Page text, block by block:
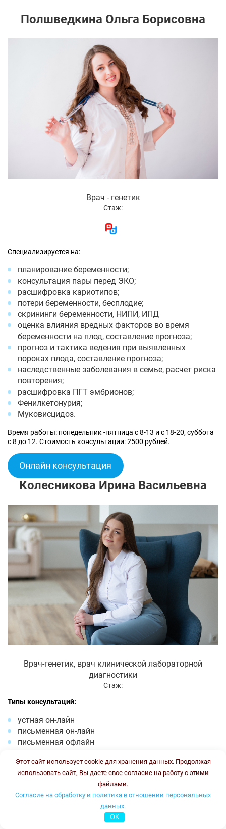
Полшведкина Ольга Борисовна
Врач - генетик
Стаж:
Специализируется на:
планирование беременности;
консультация пары перед ЭКО;
расшифровка кариотипов;
потери беременности, бесплодие;
скрининги беременности, НИПИ, ИПД
оценка влияния вредных факторов во время
беременности на плод, составление прогноза;
прогноз и тактика ведения при выявленных
пороках плода, составление прогноза;
наследственные заболевания в семье, расчет риска
повторения;
расшифровка ПГТ эмбрионов;
Фенилкетонурия;
Муковисцидоз.
Время работы: понедельник -пятница с 8-13 и с 18-20, суббота
с 8 до 12. Стоимость консультации: 2500 рублей.
Онлайн консультация
Колесникова Ирина Васильевна
Врач-генетик, врач клинической лабораторной
диагностики
Стаж:
Типы консультаций:
устная он-лайн
письменная он-лайн
письменная офлайн
Стоимость консультации:3500 рублей
ПН, ВТ, ЧТ, ПТ с 16.00 до 18.00
Онлайн консультация
Тлупова Эльвира Хасановна
Этот сайт использует cookie для хранения данных. Продолжая
использовать сайт, Вы даете свое согласие на работу с этими
файлами.
Согласие на обработку и политика в отношении персональных
данных.
OK